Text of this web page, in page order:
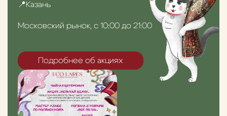
📍Казань
Московский рынок, с 10:00 до 21:00
Подробнее об акциях